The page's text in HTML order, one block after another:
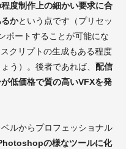
程度制作上の細かい要求に合
かという点です（プリセッ
ポートすることが可能にな
クリプトの生成もある程度
う）。後者であれば、 配信
低価格で質の高いVFXを発
ルからプロフェッショナル
の様なツールに化